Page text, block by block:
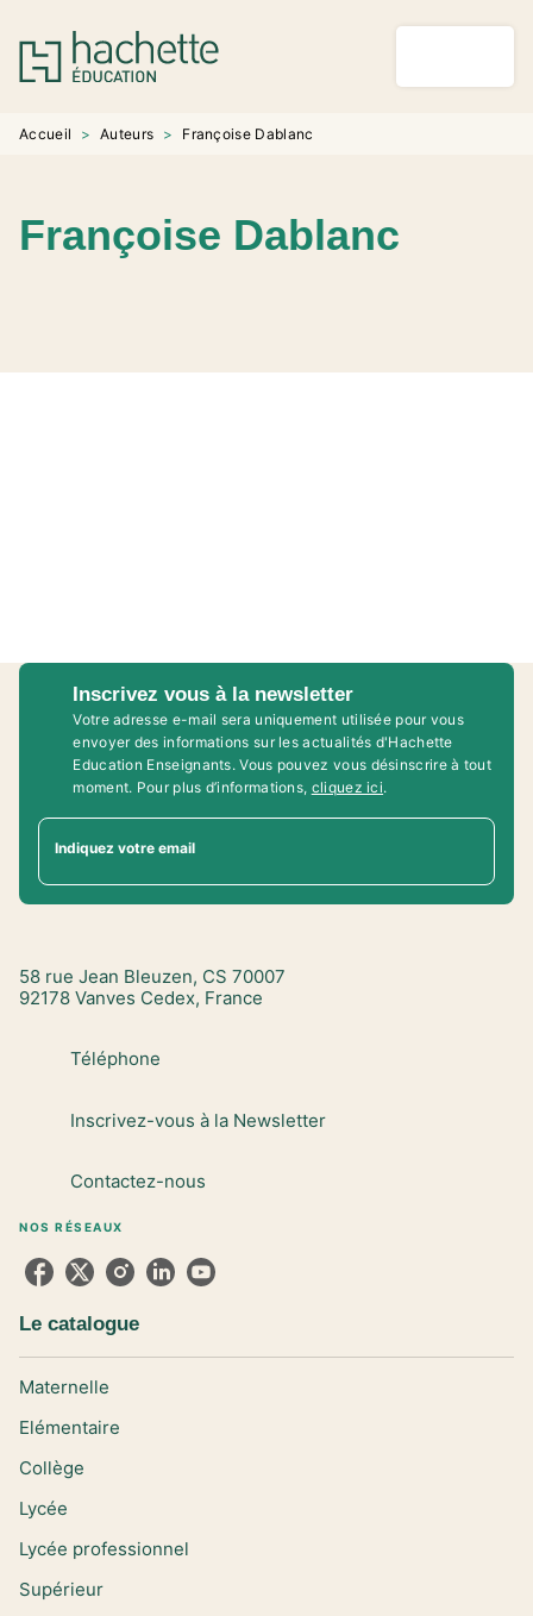
MENU RECHERCHE
PIED DE PAGE
Accueil > Auteurs > Françoise Dablanc
Françoise Dablanc
Inscrivez vous à la newsletter
Votre adresse e-mail sera uniquement utilisée pour vous
envoyer des informations sur les actualités d'Hachette
Education Enseignants. Vous pouvez vous désinscrire à tout
moment. Pour plus d’informations, cliquez ici.
Indiquez votre email
58 rue Jean Bleuzen, CS 70007
92178 Vanves Cedex, France
Téléphone
Inscrivez-vous à la Newsletter
Contactez-nous
NOS RÉSEAUX
Le catalogue
Maternelle
Elémentaire
Collège
Lycée
Lycée professionnel
Supérieur